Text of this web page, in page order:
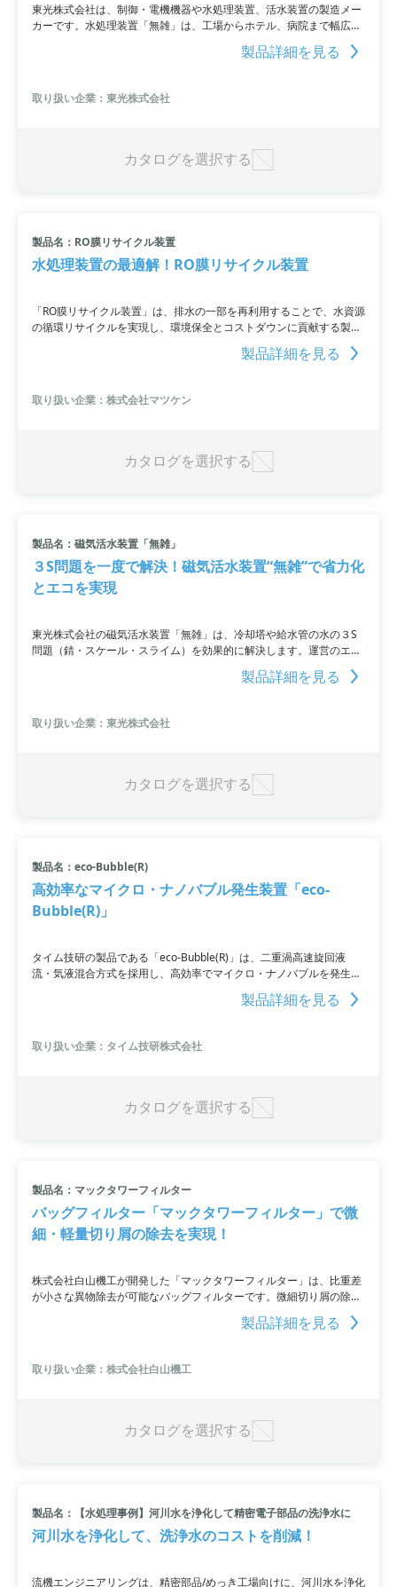
東光株式会社は、制御・電機機器や水処理装置、活水装置の製造メー
カーです。水処理装置「無雑」は、工場からホテル、病院まで幅広い
用途で利用され、薬品や経費の削減、省エネの事例も豊富にありま
す。無雑は水の諸問題を根本から解決。磁気活水装置として機能して
報もしくはカタログをご覧ください。価格についてはお問い合わせく
ださい。
製品詳細を見る
取り扱い企業：東光株式会社
カタログを選択する
製品名：RO膜リサイクル装置
水処理装置の最適解！RO膜リサイクル装置
「RO膜リサイクル装置」は、排水の一部を再利用することで、水資源
の循環リサイクルを実現し、環境保全とコストダウンに貢献する製品
です。廃水処理後の放流水を高度処理し再利用することで、水資源の
大切さを実感しながらSDGsへの取り組みを進めることが可能。RO膜
計など、様々な特長も備えています。詳細はPDF資料をご参照いただ
くか、お問い合わせください。
製品詳細を見る
取り扱い企業：株式会社マツケン
カタログを選択する
製品名：磁気活水装置「無雑」
３S問題を一度で解決！磁気活水装置“無雑”で省力化
とエコを実現
東光株式会社の磁気活水装置「無雑」は、冷却塔や給水管の水の３S
問題（錆・スケール・スライム）を効果的に解決します。運営のエネ
ルギー増大や薬品費用の増大、生産への悪影響を防止。さらに、省力
化やエコにも貢献します。詳細なお問い合わせはURLをご覧いただく
https://www.ipros.jp/product/detail/244086011
製品詳細を見る
取り扱い企業：東光株式会社
カタログを選択する
製品名：eco-Bubble(R)
高効率なマイクロ・ナノバブル発生装置「eco-
Bubble(R)」
タイム技研の製品である「eco-Bubble(R)」は、二重渦高速旋回液
流・気液混合方式を採用し、高効率でマイクロ・ナノバブルを発生さ
せる装置です。特許取得のDDHRS技術により、マイクロ・ナノバブ
ルの発生や酸素水の作成がスピーディかつ安定して行えます。浮力が
に溶け込ませることが可能。空気、酸素、オゾン、二酸化炭素、水素
などのガスを液体に溶け込ませる用途にお悩みの方におすすめです。
製品詳細を見る
取り扱い企業：タイム技研株式会社
カタログを選択する
製品名：マックタワーフィルター
バッグフィルター「マックタワーフィルター」で微
細・軽量切り屑の除去を実現！
株式会社白山機工が開発した「マックタワーフィルター」は、比重差
が小さな異物除去が可能なバッグフィルターです。微細切り屑の除去
を実現し、最小圧力で処理流量を確保することができます。また、シ
ンプルな構造で交換が容易。切り屑捕捉状態も目視で確認できます。
するか、お気軽にお問い合わせください。
製品詳細を見る
取り扱い企業：株式会社白山機工
カタログを選択する
製品名：【水処理事例】河川水を浄化して精密電子部品の洗浄水に
河川水を浄化して、洗浄水のコストを削減！
流機エンジニアリングは、精密部品/めっき工場向けに、河川水を浄化